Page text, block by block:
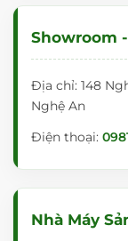
Giá cả
gian với
Showroom
Địa chỉ: 148
Nghệ An
Điện thoại:
Nhà Máy